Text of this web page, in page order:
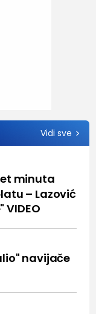
Vidi sve
minuta
– Lazović
navijače